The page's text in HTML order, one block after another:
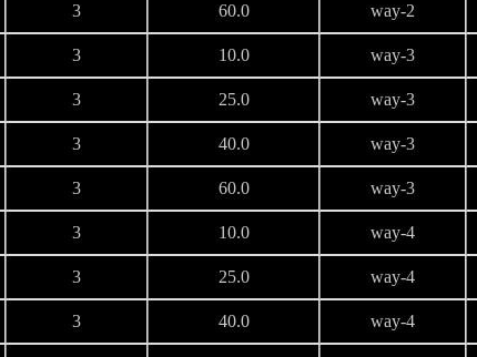
2-way
60.0
3
3-way
10.0
3
3-way
25.0
3
3-way
40.0
3
3-way
60.0
3
4-way
10.0
3
4-way
25.0
3
4-way
40.0
3